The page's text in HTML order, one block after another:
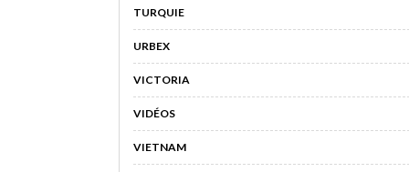
TURQUIE
URBEX
VICTORIA
VIDÉOS
VIETNAM